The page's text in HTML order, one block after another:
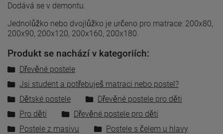
Dodává se v demontu.
Jednolůžko nebo dvojlůžko je určeno pro matrace: 200x80,
200x90, 200x120, 200x160, 200x180.
Produkt se nachází v kategoriích:
Dřevěné postele
Jsi student a potřebuješ matraci nebo postel?
Dětské postele
Dřevěné postele pro děti
Pro děti
Dřevěné postele pro děti
Postele z masivu
Postele s čelem u hlavy